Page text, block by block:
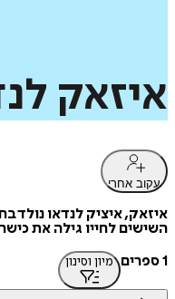
איזאק
עקוב אחרי
איזאק, איציק לנדאו נולד
השישים לחייו גילה את
1 ספרים
מיון וסינון